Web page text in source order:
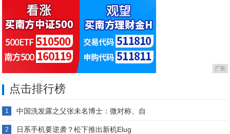
广告
点击排行榜
1 中国洗发露之父张未名博士：微对称、自
2 日系手机要逆袭？松下推出新机Elug